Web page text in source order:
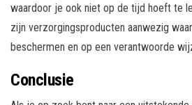
waardoor je ook niet op de tijd hoeft te
zijn verzorgingsproducten aanwezig
beschermen en op een verantwoorde
Conclusie